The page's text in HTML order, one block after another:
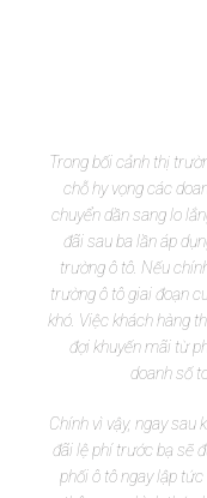
Trong bối cảnh thị
chỗ hy vọng các
chuyển dần sang lo
đãi sau ba lần áp
trường ô tô. Nếu
trường ô tô giai đoạn
khó. Việc khách hàng
đợi khuyến mãi từ
doanh số
Chính vì vậy, ngay sau
đãi lệ phí trước bạ sẽ
phối ô tô ngay lập